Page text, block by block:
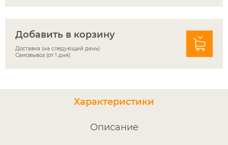
Добавить в корзину
Доставка (на следующий день)
Самовывоз (от 1 дня)
Характеристики
Описание